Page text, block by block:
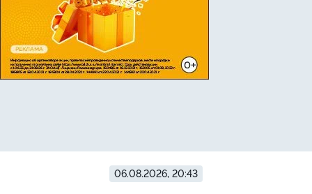
06.08.2026, 20:43